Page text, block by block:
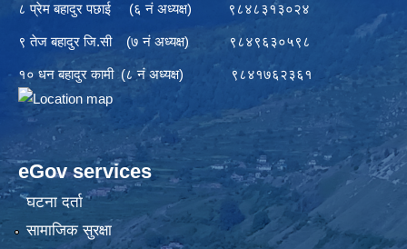
८ प्रेम बहादुर पछाई (६ नं अध्यक्ष) ९८४८३१३०२४
९ तेज बहादुर जि.सी (७ नं अध्यक्ष) ९८४९६३०५९८
१० धन बहादुर कामी (८ नं अध्यक्ष) ९८४१७६२३६१
eGov services
घटना दर्ता
सामाजिक सुरक्षा